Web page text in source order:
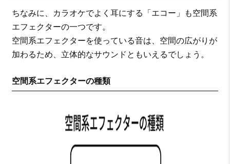
ちなみに、カラオケでよく耳にする「エコー」も空間系
エフェクターの一つです。
空間系エフェクターを使っている音は、空間の広がりが
加わるため、立体的なサウンドともいえるでしょう。
空間系エフェクターの種類